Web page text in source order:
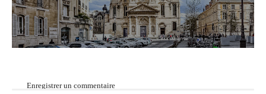
Enregistrer un commentaire